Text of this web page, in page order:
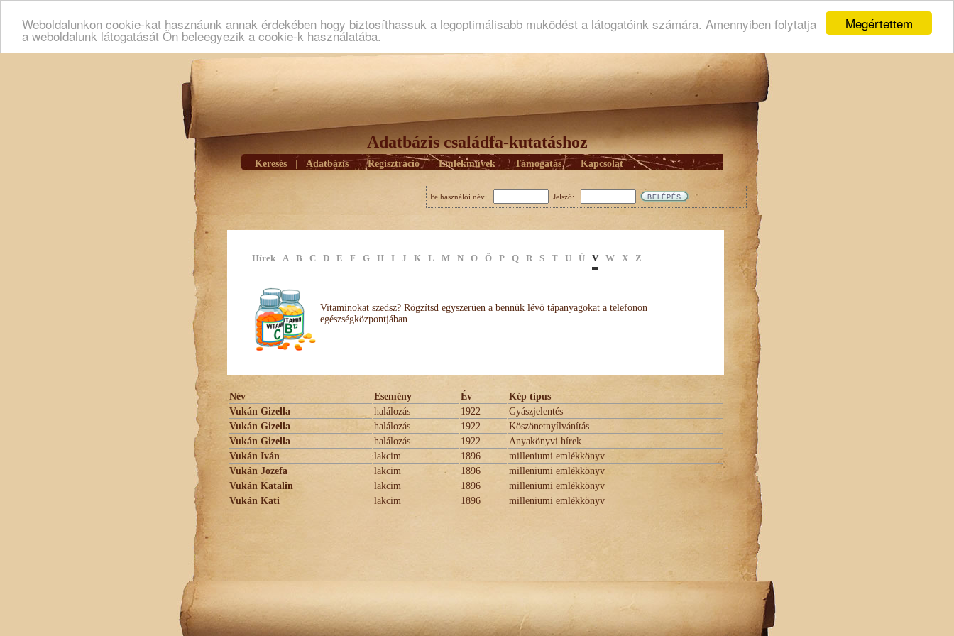
Megértettem
Weboldalunkon cookie-kat hasznáunk annak érdekében hogy biztosíthassuk a legoptimálisabb muködést a látogatóink számára. Amennyiben folytatja
a weboldalunk látogatását Ön beleegyezik a cookie-k használatába.
Adatbázis családfa-kutatáshoz
Keresés Adatbázis | Regisztráció | Emlékmûvek | Támogatás | Kapcsolat
Felhasználói név: Jelszó:
Hírek A B C D E F G H I J K L M N O Ö P Q R S T U Ü V W X Z
Vitaminokat szedsz? Rögzítsd egyszerüen a bennük lévö tápanyagokat a telefonon
egészségközpontjában.
Név Esemény Év
Kép tipus
Vukán Gizella
halálozás 1922
Gyászjelentés
Vukán Gizella
halálozás 1922
Köszönetnyílvánítás
Vukán Gizella
halálozás 1922
Anyakönyvi hírek
Vukán Iván
lakcim 1896
milleniumi emlékkönyv
Vukán Jozefa
lakcim 1896
milleniumi emlékkönyv
Vukán Katalin
lakcim 1896
milleniumi emlékkönyv
Vukán Kati
lakcim 1896 milleniumi emlékkönyv